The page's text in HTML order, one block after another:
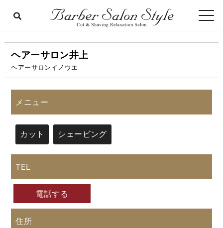
ヘアーサロン井上
ヘアーサロンイノウエ
メニュー
カット シェービング
TEL
電話する
住所